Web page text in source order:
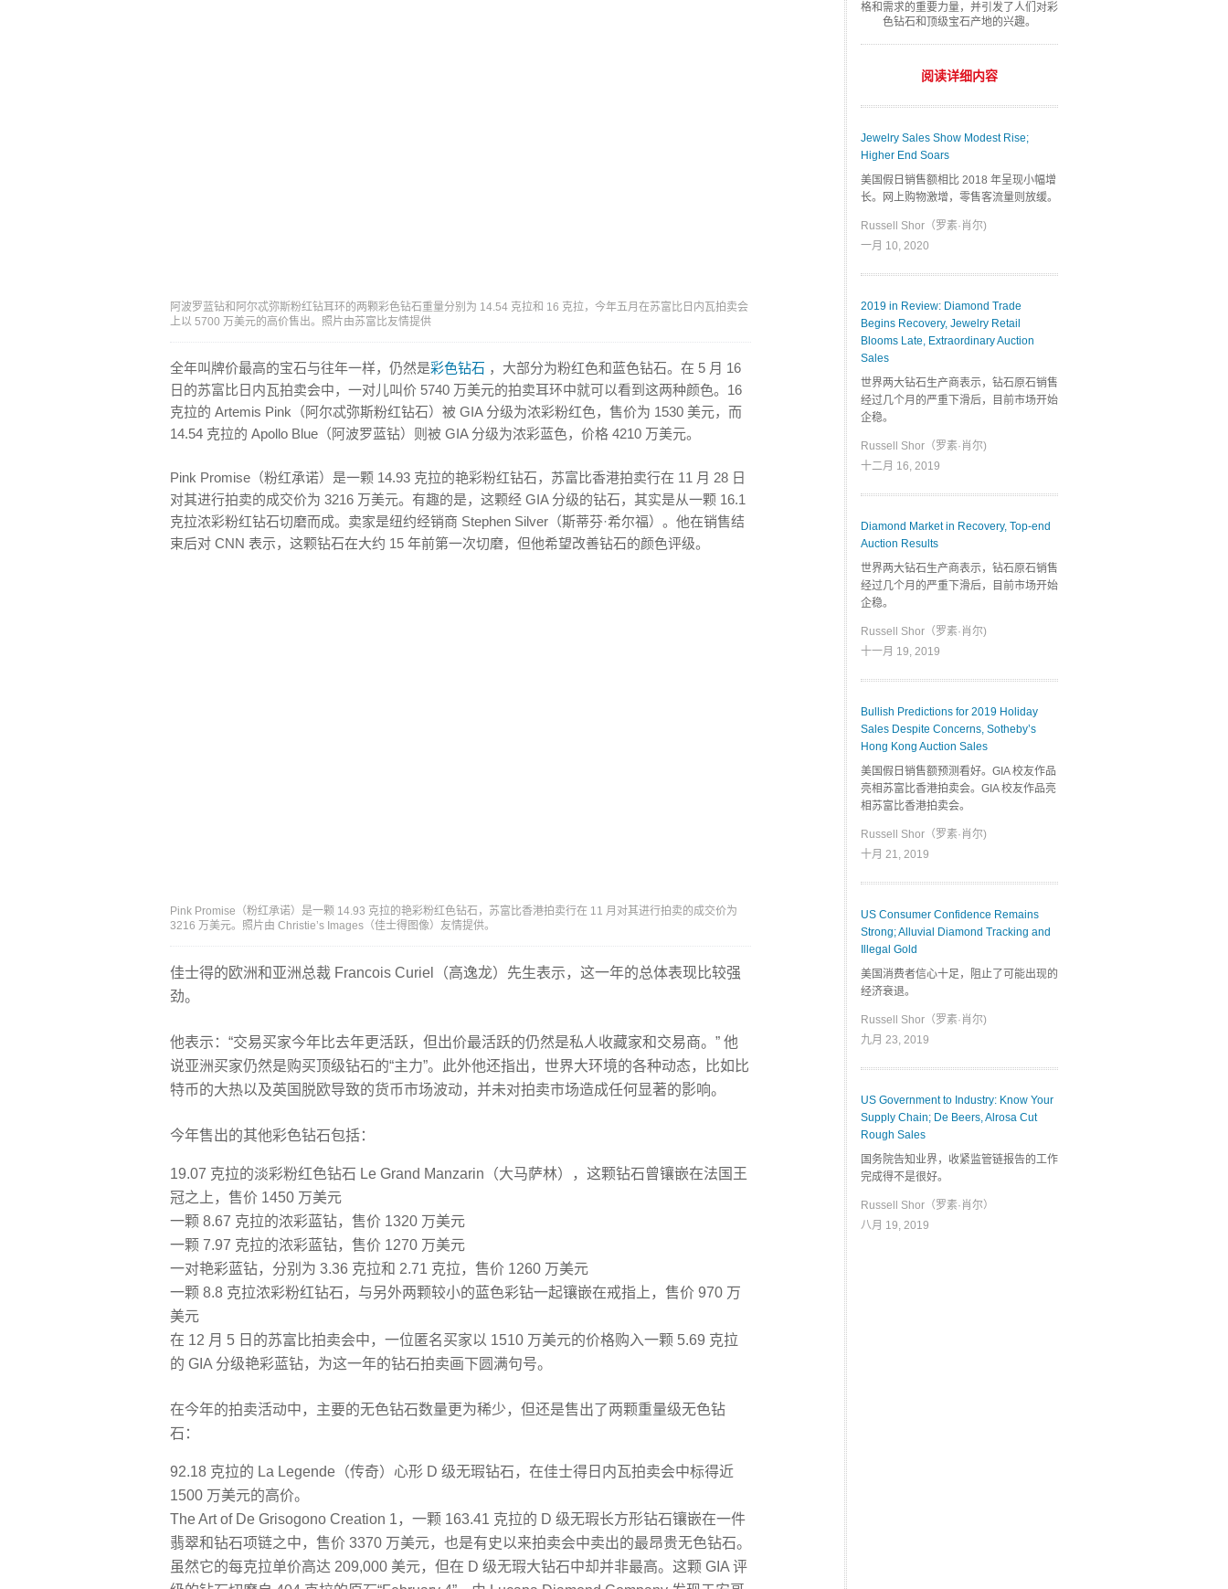
阿波罗蓝钻和阿尔忒弥斯粉红钻耳环的两颗彩色钻石重量分别为 14.54 克拉和 16 克拉，今年五月在苏富比日内瓦拍卖会
上以 5700 万美元的高价售出。照片由苏富比友情提供
全年叫牌价最高的宝石与往年一样，仍然是彩色钻石 ，大部分为粉红色和蓝色钻石。在 5 月 16
日的苏富比日内瓦拍卖会中，一对儿叫价 5740 万美元的拍卖耳环中就可以看到这两种颜色。16
克拉的 Artemis Pink（阿尔忒弥斯粉红钻石）被 GIA 分级为浓彩粉红色，售价为 1530 美元，而
14.54 克拉的 Apollo Blue（阿波罗蓝钻）则被 GIA 分级为浓彩蓝色，价格 4210 万美元。
Pink Promise（粉红承诺）是一颗 14.93 克拉的艳彩粉红钻石，苏富比香港拍卖行在 11 月 28 日
对其进行拍卖的成交价为 3216 万美元。有趣的是，这颗经 GIA 分级的钻石，其实是从一颗 16.1
克拉浓彩粉红钻石切磨而成。卖家是纽约经销商 Stephen Silver（斯蒂芬·希尔福）。他在销售结
束后对 CNN 表示，这颗钻石在大约 15 年前第一次切磨，但他希望改善钻石的颜色评级。
Pink Promise（粉红承诺）是一颗 14.93 克拉的艳彩粉红色钻石，苏富比香港拍卖行在 11 月对其进行拍卖的成交价为
3216 万美元。照片由 Christie’s Images（佳士得图像）友情提供。
佳士得的欧洲和亚洲总裁 Francois Curiel（高逸龙）先生表示，这一年的总体表现比较强
劲。
他表示：“交易买家今年比去年更活跃，但出价最活跃的仍然是私人收藏家和交易商。” 他
说亚洲买家仍然是购买顶级钻石的“主力”。此外他还指出，世界大环境的各种动态，比如比
特币的大热以及英国脱欧导致的货币市场波动，并未对拍卖市场造成任何显著的影响。
今年售出的其他彩色钻石包括：
19.07 克拉的淡彩粉红色钻石 Le Grand Manzarin（大马萨林），这颗钻石曾镶嵌在法国王
冠之上，售价 1450 万美元
一颗 8.67 克拉的浓彩蓝钻，售价 1320 万美元
一颗 7.97 克拉的浓彩蓝钻，售价 1270 万美元
一对艳彩蓝钻，分别为 3.36 克拉和 2.71 克拉，售价 1260 万美元
一颗 8.8 克拉浓彩粉红钻石，与另外两颗较小的蓝色彩钻一起镶嵌在戒指上，售价 970 万
美元
在 12 月 5 日的苏富比拍卖会中，一位匿名买家以 1510 万美元的价格购入一颗 5.69 克拉
的 GIA 分级艳彩蓝钻，为这一年的钻石拍卖画下圆满句号。
在今年的拍卖活动中，主要的无色钻石数量更为稀少，但还是售出了两颗重量级无色钻
石：
92.18 克拉的 La Legende（传奇）心形 D 级无瑕钻石，在佳士得日内瓦拍卖会中标得近
1500 万美元的高价。
The Art of De Grisogono Creation 1，一颗 163.41 克拉的 D 级无瑕长方形钻石镶嵌在一件
翡翠和钻石项链之中，售价 3370 万美元，也是有史以来拍卖会中卖出的最昂贵无色钻石。
虽然它的每克拉单价高达 209,000 美元，但在 D 级无瑕大钻石中却并非最高。这颗 GIA 评
格和需求的重要力量，并引发了人们对彩
色钻石和顶级宝石产地的兴趣。
阅读详细内容
Jewelry Sales Show Modest Rise;
Higher End Soars
美国假日销售额相比 2018 年呈现小幅增
长。网上购物激增，零售客流量则放缓。
Russell Shor（罗素·肖尔)
一月 10, 2020
2019 in Review: Diamond Trade
Begins Recovery, Jewelry Retail
Blooms Late, Extraordinary Auction
Sales
世界两大钻石生产商表示，钻石原石销售
经过几个月的严重下滑后，目前市场开始
企稳。
Russell Shor（罗素·肖尔)
十二月 16, 2019
Diamond Market in Recovery, Top-end
Auction Results
世界两大钻石生产商表示，钻石原石销售
经过几个月的严重下滑后，目前市场开始
企稳。
Russell Shor（罗素·肖尔)
十一月 19, 2019
Bullish Predictions for 2019 Holiday
Sales Despite Concerns, Sotheby’s
Hong Kong Auction Sales
美国假日销售额预测看好。GIA 校友作品
亮相苏富比香港拍卖会。GIA 校友作品亮
相苏富比香港拍卖会。
Russell Shor（罗素·肖尔)
十月 21, 2019
US Consumer Confidence Remains
Strong; Alluvial Diamond Tracking and
Illegal Gold
美国消费者信心十足，阻止了可能出现的
经济衰退。
Russell Shor（罗素·肖尔)
九月 23, 2019
US Government to Industry: Know Your
Supply Chain; De Beers, Alrosa Cut
Rough Sales
国务院告知业界，收紧监管链报告的工作
完成得不是很好。
Russell Shor（罗素·肖尔）
八月 19, 2019